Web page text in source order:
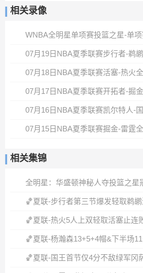
相关录像
WNBA全明星单项赛投篮之星-单
07月19日NBA夏季联赛步行者-鹈
07月18日NBA夏季联赛活塞-热火
07月17日NBA夏季联赛开拓者-掘
07月16日NBA夏季联赛凯尔特人-
07月15日NBA夏季联赛掘金-雷霆
相关集锦